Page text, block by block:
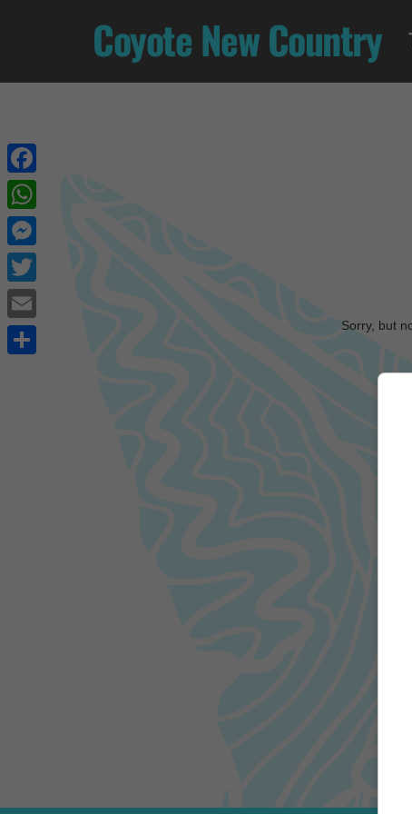
Coyote New Country
Sorry, but
Facebook
WhatsApp
Messenger
Twitter
Email